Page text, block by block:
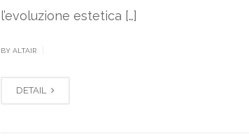
l’evoluzione estetica […]
BY ALTAIR
DETAIL